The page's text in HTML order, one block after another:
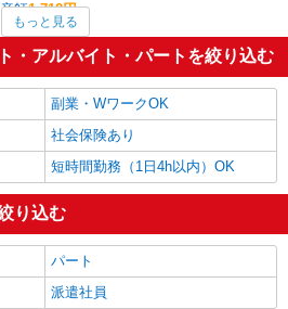
師1,712円
る
もっと見る
・アルバイト・パートを絞り込む
副業・WワークOK
社会保険あり
短時間勤務（1日4h以内）OK
り込む
パート
派遣社員